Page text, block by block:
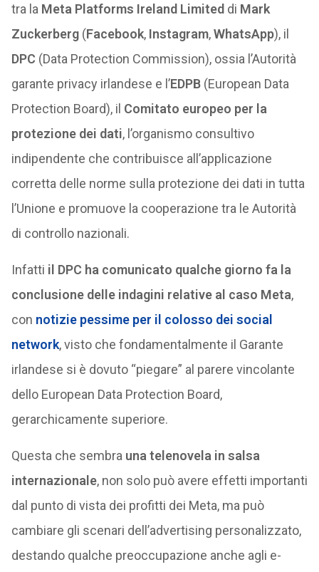
tra la Meta Platforms Ireland Limited di Mark
Zuckerberg(Facebook, Instagram,WhatsApp), il
DPC (Data Protection Commission), ossia l’Autorità
garante privacy irlandese e l’EDPB(European Data
Protection Board), il Comitato europeo per la
protezione dei dati, l’organismo consultivo
indipendente che contribuisce all’applicazione
corretta delle norme sulla protezione dei dati in tutta
l’Unione e promuove la cooperazione tra le Autorità
di controllo nazionali.
Infatti il DPC ha comunicato qualche giorno fa la
conclusione delle indagini relative al caso Meta,
con notizie pessime per il colosso dei social
network, visto che fondamentalmente il Garante
irlandese si è dovuto “piegare” al parere vincolante
dello European Data Protection Board,
gerarchicamente superiore.
Questa che sembra una telenovela in salsa
internazionale, non solo può avere effetti importanti
dal punto di vista dei profitti dei Meta, ma può
cambiare gli scenari dell’advertising personalizzato,
destando qualche preoccupazione anche agli e-